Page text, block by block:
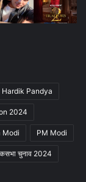
Hardik Pandya
2024
Modi PM Modi
चुनाव 2024